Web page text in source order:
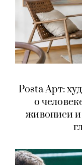
Posta Арт:
о
живописи